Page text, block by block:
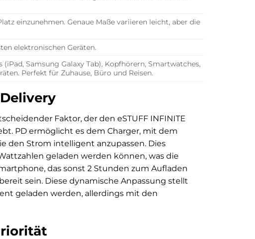
einzunehmen. Genaue Maße variieren leicht, aber die
elektronischen Geräten.
Samsung Galaxy Tab), Kopfhörern, Smartwatches,
Perfekt für Zuhause, Büro und Reisen.
Faktor, der den eSTUFF INFINITE
PD ermöglicht es dem Charger, mit dem
den Strom intelligent anzupassen. Dies
geladen werden können, was die
das sonst 2 Stunden zum Aufladen
sein. Diese dynamische Anpassung stellt
geladen werden, allerdings mit den